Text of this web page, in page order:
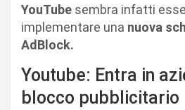
YouTube sembra infatti
implementare una nuova
AdBlock.
Youtube: Entra in
blocco pubblicitario